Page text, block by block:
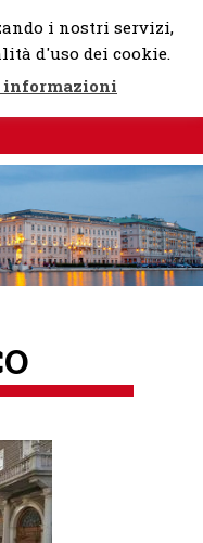
i nostri servizi,
d'uso dei cookie.